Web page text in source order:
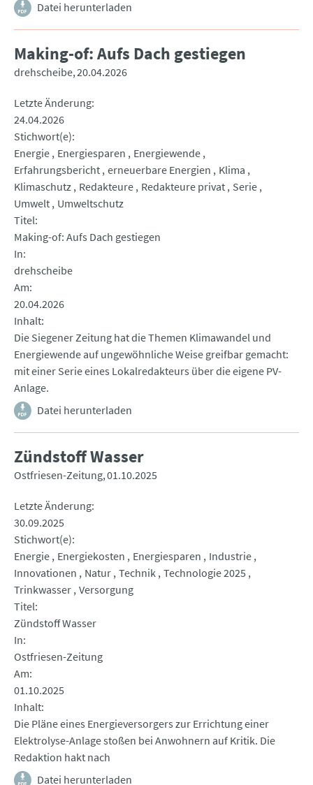
Datei herunterladen
Making-of: Aufs Dach gestiegen
drehscheibe 20.04.2026
Letzte Änderung
24.04.2026
Stichwort(e)
Energie Energiesparen
Energiewende
Erfahrungsbericht erneuerbare Energien
Klima
Klimaschutz Redakteure Redakteure privat Serie
Umwelt Umweltschutz
Titel
Making-of: Aufs Dach gestiegen
In
drehscheibe
Am
20.04.2026
Inhalt
Die Siegener Zeitung hat die Themen Klimawandel und
Energiewende auf ungewöhnliche Weise greifbar gemacht:
mit einer Serie eines Lokalredakteurs über die eigene PV-
Anlage.
Datei herunterladen
Zündstoff Wasser
Ostfriesen-Zeitung 01.10.2025
Letzte Änderung
30.09.2025
Stichwort(e)
Energie Energiekosten Energiesparen
Industrie
Innovationen
Natur Technik Technologie 2025
Trinkwasser Versorgung
Titel
Zündstoff Wasser
In
Ostfriesen-Zeitung
Am
01.10.2025
Inhalt
Die Pläne eines Energieversorgers zur Errichtung einer
Elektrolyse-Anlage stoßen bei Anwohnern auf Kritik. Die
Redaktion hakt nach
Datei herunterladen